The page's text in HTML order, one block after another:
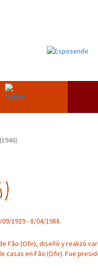
1919 - 8/04/1988.
Fão (Ofir), diseñó y realizó
casas en Fão (Ofir). Fue